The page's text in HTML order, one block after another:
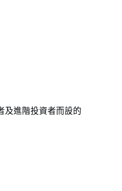
及進階投資者而設的